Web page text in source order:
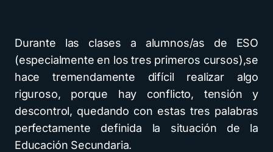
Durante las clases a alumnos/as de ESO
(especialmente en los tres primeros cursos),se
hace tremendamente difícil realizar algo
riguroso, porque hay conflicto, tensión y
descontrol, quedando con estas tres palabras
perfectamente definida la situación de la
Educación Secundaria.